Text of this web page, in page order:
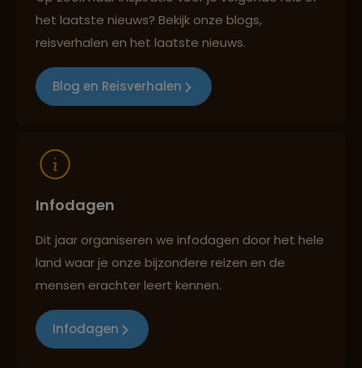
Best beoordeelde reisroutes
het laatste nieuws? Bekijk onze blogs,
reisverhalen en het laatste nieuws.
Blog en Reisverhalen
Infodagen
Dit jaar organiseren we infodagen door het hele
land waar je onze bijzondere reizen en de
mensen erachter leert kennen.
Infodagen